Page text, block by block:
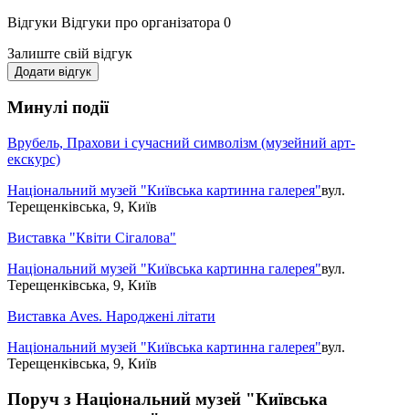
Відгуки Відгуки про організатора 0
Залиште свій відгук
Додати відгук
Минулі події
Врубель, Прахови і сучасний символізм (музейний арт-
екскурс)
Національний музей "Київська картинна галерея"вул.
Терещенківська, 9, Київ
Виставка "Квіти Сігалова"
Національний музей "Київська картинна галерея"вул.
Терещенківська, 9, Київ
Виставка Aves. Народжені літати
Національний музей "Київська картинна галерея"вул.
Терещенківська, 9, Київ
Поруч з Національний музей "Київська